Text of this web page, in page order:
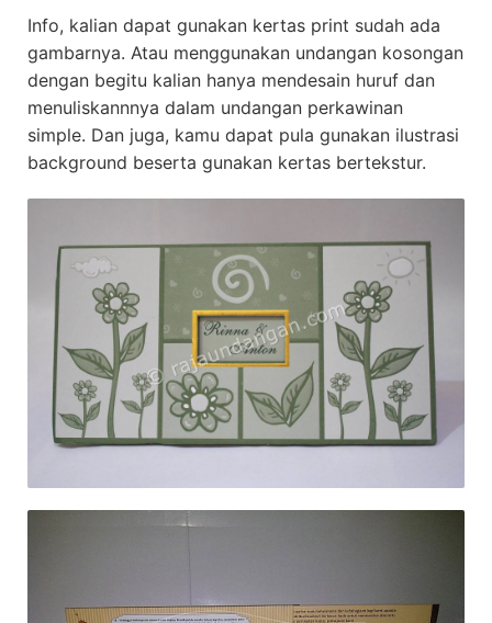
Info, kalian dapat gunakan kertas print sudah ada
gambarnya. Atau menggunakan undangan kosongan
dengan begitu kalian hanya mendesain huruf dan
menuliskannnya dalam undangan perkawinan
simple. Dan juga, kamu dapat pula gunakan ilustrasi
background beserta gunakan kertas bertekstur.